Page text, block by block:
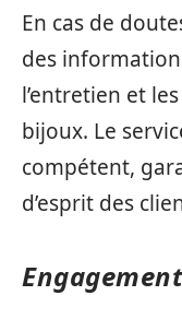
En cas de
des
l’entretien et
bijoux. Le
compétent,
d’esprit des